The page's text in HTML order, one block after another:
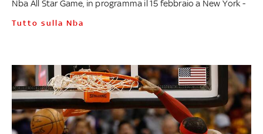
Nba All Star Game, in programma il 15 febbraio a New York -
Tutto sulla Nba